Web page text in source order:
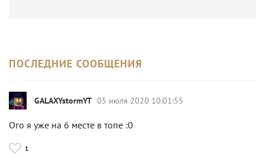
ПОСЛЕДНИЕ СООБЩЕНИЯ
GALAXYstormYT 05 июля 2020 10:01:55
Ого я уже на 6 месте в топе :0
1